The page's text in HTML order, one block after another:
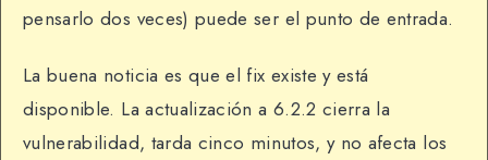
pensarlo dos veces) puede ser el punto de entrada.
La buena noticia es que el fix existe y está
disponible. La actualización a 6.2.2 cierra la
vulnerabilidad, tarda cinco minutos, y no afecta los